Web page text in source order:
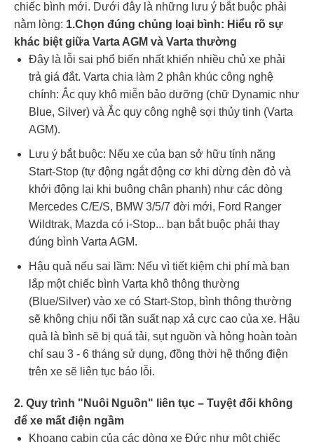
chiếc bình mới. Dưới đây là những lưu ý bắt buộc phải
nằm lòng: 1.Chọn đúng chủng loại bình: Hiểu rõ sự
khác biệt giữa Varta AGM và Varta thường
Đây là lỗi sai phổ biến nhất khiến nhiều chủ xe phải
trả giá đắt. Varta chia làm 2 phân khúc công nghệ
chính: Ắc quy khô miễn bảo dưỡng (chữ Dynamic như
Blue, Silver) và Ắc quy công nghệ sợi thủy tinh (Varta
AGM).
Lưu ý bắt buộc: Nếu xe của bạn sở hữu tính năng
Start-Stop (tự động ngắt động cơ khi dừng đèn đỏ và
khởi động lại khi buông chân phanh) như các dòng
Mercedes C/E/S, BMW 3/5/7 đời mới, Ford Ranger
Wildtrak, Mazda có i-Stop... bạn bắt buộc phải thay
đúng bình Varta AGM.
Hậu quả nếu sai lầm: Nếu vì tiết kiệm chi phí mà bạn
lắp một chiếc bình Varta khô thông thường
(Blue/Silver) vào xe có Start-Stop, bình thông thường
sẽ không chịu nổi tần suất nạp xả cực cao của xe. Hậu
quả là bình sẽ bị quá tải, sụt nguồn và hỏng hoàn toàn
chỉ sau 3 - 6 tháng sử dụng, đồng thời hệ thống điện
trên xe sẽ liên tục báo lỗi.
2. Quy trình "Nuôi Nguồn" liên tục – Tuyệt đối không
để xe mất điện ngầm
Khoang cabin của các dòng xe Đức như một chiếc